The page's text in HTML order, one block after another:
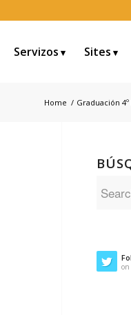
Servizos Sites
Home / Graduación 4º